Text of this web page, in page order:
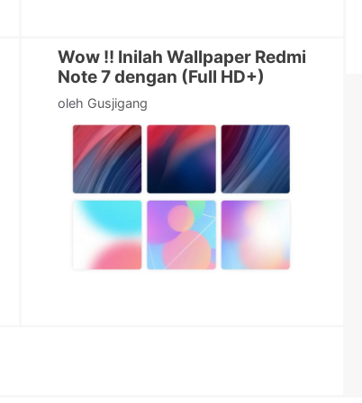
Wow !! Inilah Wallpaper Redmi
Note 7 dengan (Full HD+)
oleh Gusjigang